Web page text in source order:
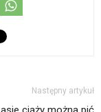
Następny artykuł